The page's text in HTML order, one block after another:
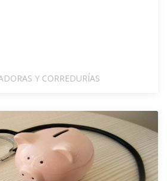
Y CORREDURÍAS